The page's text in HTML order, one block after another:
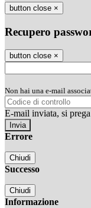
button close ×
Recupero
button close ×
Non hai una e-mail
E-mail inviata, si
Errore
Chiudi
Successo
Chiudi
Informazione